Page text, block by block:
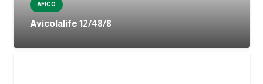
AFICO
Avicolalife 12/48/8